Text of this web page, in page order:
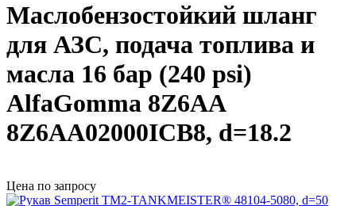
Маслобензостойкий шланг
для АЗС, подача топлива и
масла 16 бар (240 psi)
AlfaGomma 8Z6AA
8Z6AA02000ICB8, d=18.2
Цена по запросу